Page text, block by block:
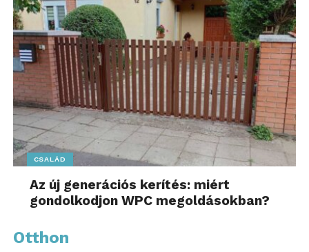
CSALÁD
Az új generációs kerítés: miért
gondolkodjon WPC megoldásokban?
Otthon